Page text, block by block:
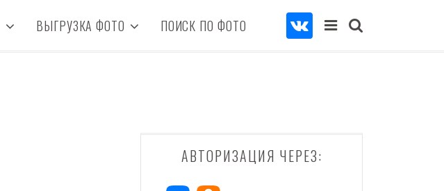
ВЫГРУЗКА ФОТО ПОИСК ПО ФОТО
АВТОРИЗАЦИЯ ЧЕРЕЗ: